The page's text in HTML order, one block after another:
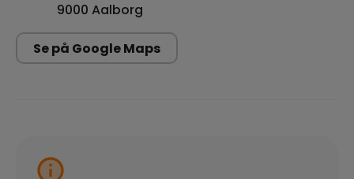
9000 Aalborg
Se på Google Maps